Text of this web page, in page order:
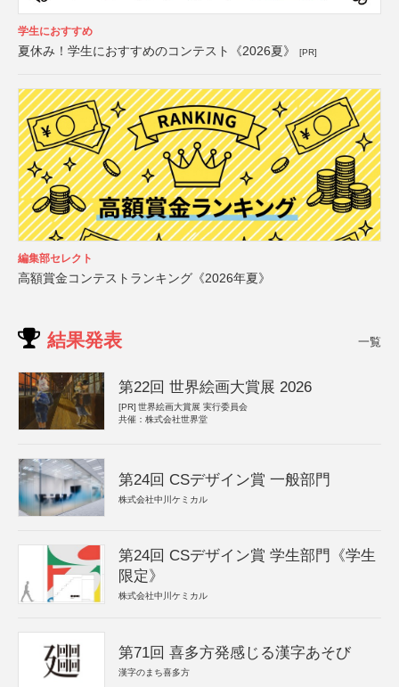
学生におすすめ
夏休み！学生におすすめのコンテスト《2026夏》 [PR]
編集部セレクト
高額賞金コンテストランキング《2026年夏》
結果発表 一覧
第22回 世界絵画大賞展 2026
[PR] 世界絵画大賞展 実行委員会
共催：株式会社世界堂
第24回 CSデザイン賞 一般部門
株式会社中川ケミカル
第24回 CSデザイン賞 学生部門《学生
限定》
株式会社中川ケミカル
第71回 喜多方発感じる漢字あそび
漢字のまち喜多方